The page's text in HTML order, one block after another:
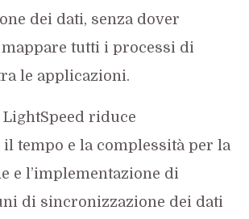
dei dati, senza dover
tutti i processi di
le applicazioni.
riduce
tempo e la complessità per la
e l’implementazione di
di sincronizzazione dei dati